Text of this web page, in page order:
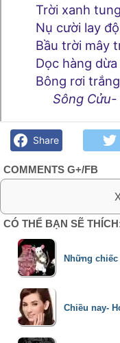
Trời xanh
Nụ cười lay
Bầu trời mây
Dọc hàng
Bông rơi
Sông Cửu-
để nhớ!
Share
COMMENTS G+/FB
0 Comment:
CÓ THỂ BẠN SẼ
Những
Chiều nay-